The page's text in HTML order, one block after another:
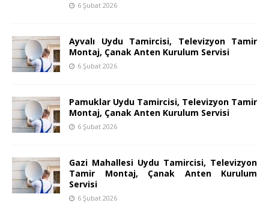
6 Şubat 2026
Ayvalı Uydu Tamircisi, Televizyon Tamir
Montaj, Çanak Anten Kurulum Servisi
6 Şubat 2026
Pamuklar Uydu Tamircisi, Televizyon Tamir
Montaj, Çanak Anten Kurulum Servisi
6 Şubat 2026
Gazi Mahallesi Uydu Tamircisi, Televizyon
Tamir Montaj, Çanak Anten Kurulum
Servisi
6 Şubat 2026